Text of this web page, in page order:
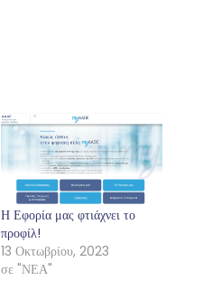
Η Εφορία μας φτιάχνει το
προφίλ!
13 Οκτωβρίου, 2023
σε "ΝΕΑ"